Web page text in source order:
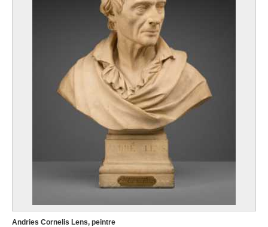
Andries Cornelis Lens, peintre